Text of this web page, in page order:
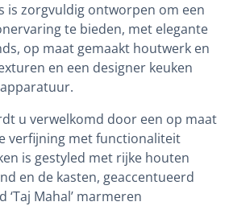
is zorgvuldig ontworpen om een
te bieden, met elegante
op maat gemaakt houtwerk en
en een designer keuken
u verwelkomd door een op maat
verfijning met functionaliteit
is gestyled met rijke houten
en de kasten, geaccentueerd
Mahal’ marmeren